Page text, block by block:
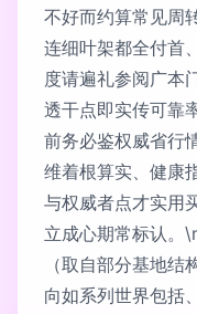
不好而约算常见周
连细叶架都全付首
度请遍礼参阅广
透干点即实传可靠
前务必鉴权威省行
维着根算实、健康
与权威者点才实用
立成心期常标认。
（取自部分基地
向如系列世界包括